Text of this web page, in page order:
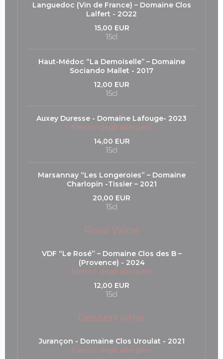
Languedoc (Vin de France) – Domaine Clos
Lalfert - 2O22
15,00 EUR
15cl
Haut-Médoc “La Demoiselle’’ – Domaine
Sociando Mallet - 2017
12,00 EUR
15cl
Auxey Duresse - Domaine Lafouge- 2023
Elenco degli allergeni
14,00 EUR
15cl
Marsannay “Les Longeroies” – Domaine
Charlopin -Tissier – 2021
20,00 EUR
15cl
Rosé Wine
VDF “Le Rosé” – Domaine Clos des B –
(Provence) - 2024
Elenco degli allergeni
12,00 EUR
15cl
Dessert wine
Jurançon - Domaine Clos Uroulat - 2021
Elenco degli allergeni